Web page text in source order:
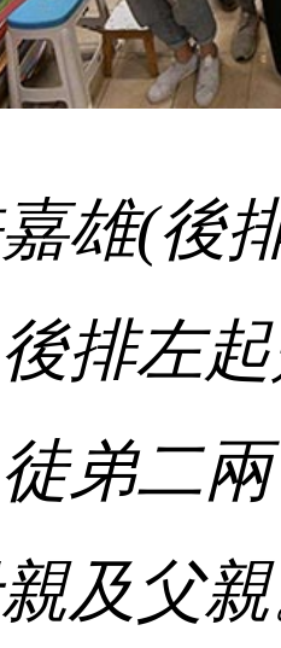
雄(後
排左
弟二
及父